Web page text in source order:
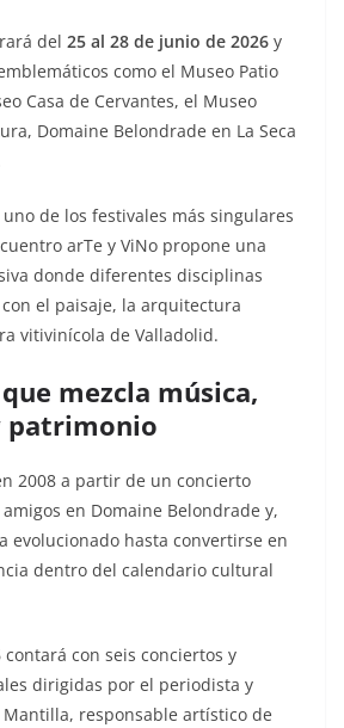
del 25 al 28 de junio de 2026 y
como el Museo Patio
Casa de Cervantes, el Museo
Domaine Belondrade en La Seca
de los festivales más singulares
arTe y ViNo propone una
donde diferentes disciplinas
el paisaje, la arquitectura
vitivinícola de Valladolid.
mezcla música,
patrimonio
2008 a partir de un concierto
en Domaine Belondrade y,
evolucionado hasta convertirse en
dentro del calendario cultural
contará con seis conciertos y
dirigidas por el periodista y
Mantilla, responsable artístico de